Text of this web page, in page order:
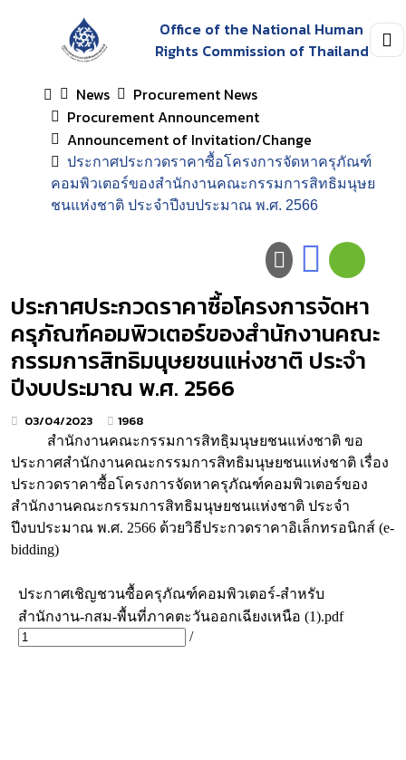
Office of the National Human
Rights Commission of Thailand
News
Procurement News
Procurement Announcement
Announcement of Invitation/Change
ประกาศประกวดราคาซื้อโครงการจัดหาครุภัณฑ์
คอมพิวเตอร์ของสำนักงานคณะกรรมการสิทธิมนุษย
ชนแห่งชาติ ประจำปีงบประมาณ พ.ศ. 2566
ประกาศประกวดราคาซื้อโครงการจัดหา
ครุภัณฑ์คอมพิวเตอร์ของสำนักงานคณะ
กรรมการสิทธิมนุษยชนแห่งชาติ ประจำ
ปีงบประมาณ พ.ศ. 2566
03/04/2023 1968
สำนักงานคณะกรรมการสิทธฺิมนุษยชนแห่งชาติ ขอ
ประกาศสำนักงานคณะกรรมการสิทธิมนุษยชนแห่งชาติ เรื่อง
ประกวดราคาซื้อโครงการจัดหาครุภัณฑ์คอมพิวเตอร์ของ
สำนักงานคณะกรรมการสิทธิมนุษยชนแห่งชาติ ประจำ
ปีงบประมาณ พ.ศ. 2566 ด้วยวิธีประกวดราคาอิเล็กทรอนิกส์ (e-
bidding)